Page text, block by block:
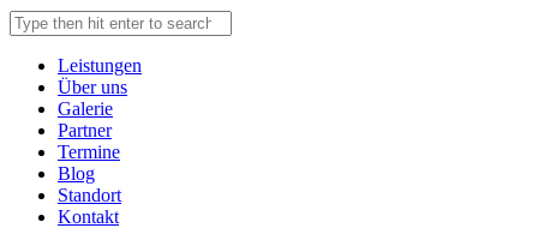
Leistungen
Über uns
Galerie
Partner
Termine
Blog
Standort
Kontakt